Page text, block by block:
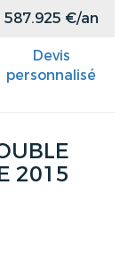
587.925 €/an
Devis
personnalisé
2015